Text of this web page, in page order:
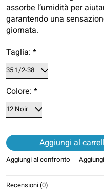
assorbe l’umidità per
garantendo una
giornata.
Taglia: *
Colore: *
Aggiungi al
Aggiungi al confronto
Recensioni (0)